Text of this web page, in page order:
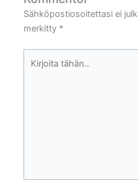
Sähköpostiosoitettasi ei
merkitty *
tähän..